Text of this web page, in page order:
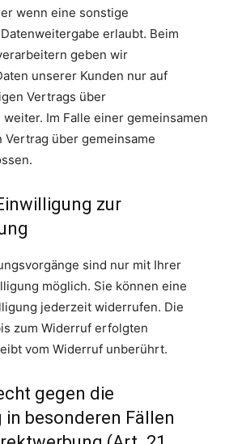
wenn eine sonstige
erlaubt. Beim
geben wir
unserer Kunden nur auf
Vertrags über
Im Falle einer gemeinsamen
über gemeinsame
zur
sind nur mit Ihrer
möglich. Sie können eine
jederzeit widerrufen. Die
zum Widerruf erfolgten
vom Widerruf unberührt.
gegen die
in besonderen Fällen